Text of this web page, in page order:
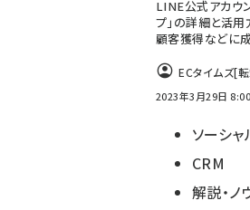
LINE公式アカウ
プ」の詳細と活用
顧客獲得などに
ECタイムズ[
2023年3月29日 8:00
ソーシャ
CRM
解説・ノ